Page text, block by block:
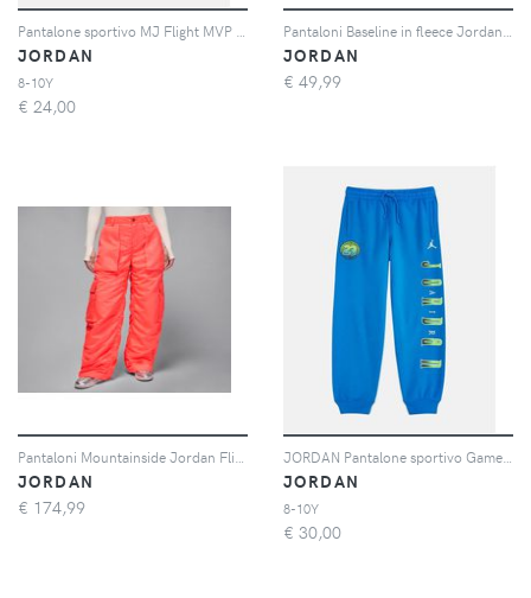
JORDAN
8-10Y
€ 24,00
JORDAN
€ 49,99
JORDAN
€ 174,99
JORDAN
8-10Y
€ 30,00